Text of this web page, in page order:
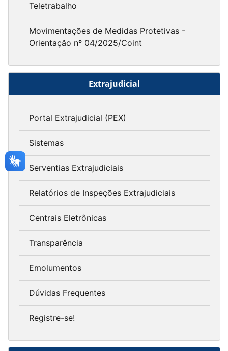
Teletrabalho
Movimentações de Medidas Protetivas -
Orientação nº 04/2025/Coint
Extrajudicial
Portal Extrajudicial (PEX)
Sistemas
Serventias Extrajudiciais
Relatórios de Inspeções Extrajudiciais
Centrais Eletrônicas
Transparência
Emolumentos
Dúvidas Frequentes
Registre-se!